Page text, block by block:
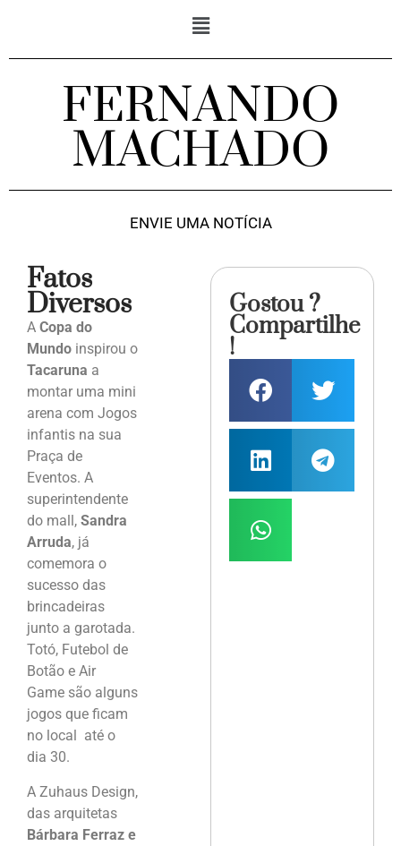
FERNANDO
MACHADO
ENVIE UMA NOTÍCIA
Fatos
Diversos
A Copa do
Mundo inspirou o
Tacaruna a
montar uma mini
arena com Jogos
infantis na sua
Praça de
Eventos. A
superintendente
do mall, Sandra
Arruda, já
comemora o
sucesso das
brincadeiras
junto a garotada.
Totó, Futebol de
Botão e Air
Game são alguns
jogos que ficam
no local até o
dia 30.
A Zuhaus Design,
das arquitetas
Bárbara Ferraz e
Gostou ?
Compartilhe
!